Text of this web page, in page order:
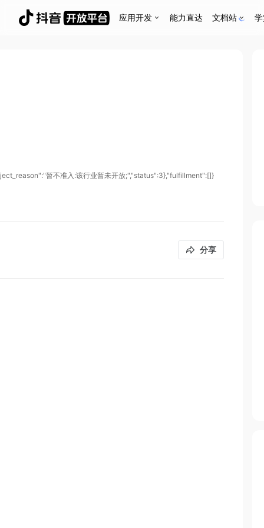
应用开发 能力直达 文档站
暂不准入:该行业暂未开放;","status":3},"fulfillment":[]}
分享